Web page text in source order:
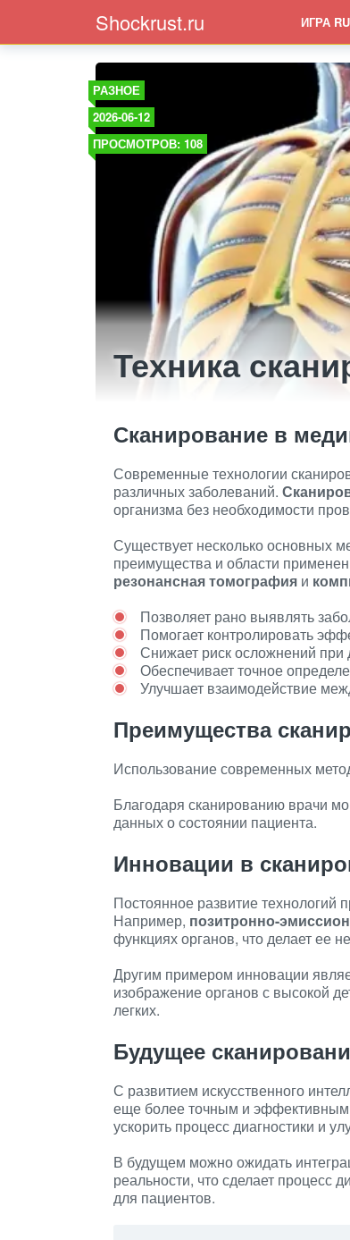
Shockrust.ru ИГРА
РАЗНОЕ
2026-06-12
ПРОСМОТРОВ: 108
Техника
Сканирование в
Современные технологии
различных заболеваний.
организма без необходимости
Существует несколько основных
преимущества и области
резонансная томография и
Позволяет рано выявлять
Помогает контролировать
Снижает риск осложнений при
Обеспечивает точное
Улучшает взаимодействие
Преимущества
Использование современных
Благодаря сканированию врачи
данных о состоянии пациента.
Инновации в
Постоянное развитие технологий
Например, позитронно-
функциях органов, что делает ее
Другим примером инновации
изображение органов с высокой
легких.
Будущее
С развитием искусственного
еще более точным и
ускорить процесс диагностики и
В будущем можно ожидать
реальности, что сделает процесс
для пациентов.